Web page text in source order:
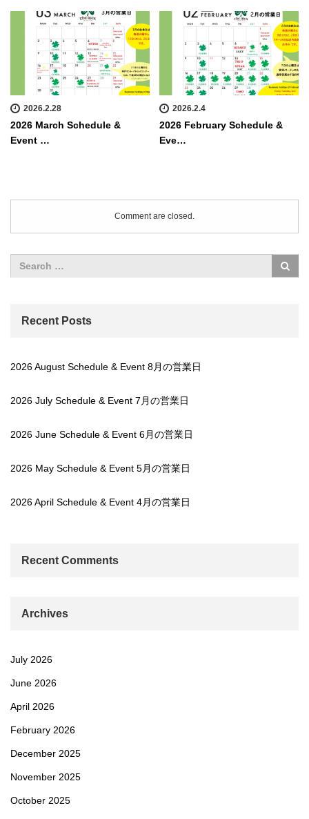
2026.2.28
2026 March Schedule &
Event …
2026.2.4
2026 February Schedule &
Eve…
Comment are closed.
Recent Posts
2026 August Schedule & Event 8月の営業日
2026 July Schedule & Event 7月の営業日
2026 June Schedule & Event 6月の営業日
2026 May Schedule & Event 5月の営業日
2026 April Schedule & Event 4月の営業日
Recent Comments
Archives
July 2026
June 2026
April 2026
February 2026
December 2025
November 2025
October 2025